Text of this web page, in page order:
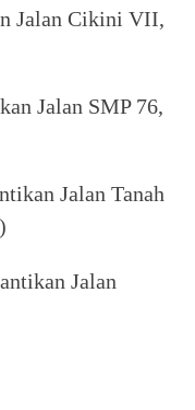
Jalan Cikini VII,
Jalan SMP 76,
Jalan Tanah
Jalan